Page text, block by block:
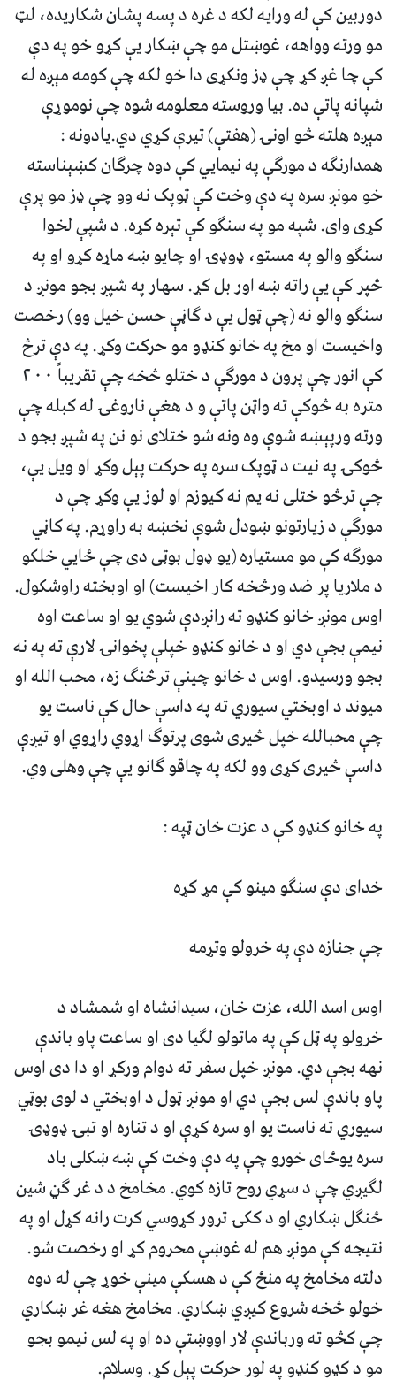
دوربين کې له ورايه لکه د غره د پسه پشان شکاريده، لټ
مو ورته وواهه، غوښتل مو چې ښکار يې کړو خو په دې
کې چا غږ کړ چې ډز ونکړى دا خو لکه چې کومه مېږه له
شپانه پاتې ده. بيا وروسته معلومه شوه چې نوموړې
مېږه هلته څو اونۍ (هفتې) تيرې کړي دي.يادونه :
همدارنگه د مورگې په نيمايي کې دوه چرگان کښېناسته
خو مونږ سره په دې وخت کې ټوپک نه وو چې ډز مو پرې
کړى واى. شپه مو په سنگو کې تېره کړه. د شپې لخوا
سنگو والو په مستو، ډوډۍ او چايو ښه ماړه کړو او په
څپر کې يې راته ښه اور بل کړ. سهار په شپږ بجو مونږ د
سنگو والو نه (چې ټول يې د گاڼې حسن خيل وو) رخصت
واخيست او مخ په خانو کنډو مو حرکت وکړ. په دې ترڅ
کې انور چې پرون د مورگې د ختلو څخه چې تقريباً ٢٠٠
متره به څوکې ته واټن پاتې و د هغې ناروغۍ له کبله چې
ورته ورپېښه شوې وه ونه شو ختلاى نو نن په شپږ بجو د
څوکۍ په نيت د ټوپک سره په حرکت پېل وکړ او ويل يې،
چې ترڅو ختلى نه يم نه کيوزم او لوز يې وکړ چې د
مورگې د زيارتونو ښودل شوې نخښه به راوړم. په کاڼي
مورگه کې مو مستياره (يو ډول بوټى دى چې ځايي خلکو
د ملاريا پر ضد ورڅخه کار اخيست) او اوبخته راوشکول.
اوس مونږ خانو کنډو ته رانږدې شوي يو او ساعت اوه
نيمې بجې دي او د خانو کنډو خپلې پخوانۍ لارې ته په نه
بجو ورسيدو. اوس د خانو چينې ترڅنگ زه، محب الله او
ميوند د اوبختي سيوري ته په داسې حال کې ناست يو
چې محبالله خپل څيرى شوى پرتوگ اړوي راړوي او تيږې
داسې څيرى کړى وو لکه په چاقو گانو يې چې وهلى وي.
په خانو کنډو کې د عزت خان ټپه :
خداى دې سنگو مينو کې مړ کړه
چې جنازه دې په خرولو وتړمه
اوس اسد الله، عزت خان، سيدانشاه او شمشاد د
خرولو په ټل کې په ماتولو لگيا دى او ساعت پاو باندې
نهه بجې دي. مونږ خپل سفر ته دوام ورکړ او دا دى اوس
پاو باندې لس بجې دي او مونږ ټول د اوبختي د لوى بوټي
سيوري ته ناست يو او سره کړې او د تناره او تبۍ ډوډۍ
سره يوځاى خورو چې په دې وخت کې ښه ښکلى باد
لگيږي چې د سړي روح تازه کوي. مخامخ د د غر گڼ شين
ځنگل ښکاري او د ککۍ ترور کړوسي کرت رانه کړل او په
نتيجه کې مونږ هم له غوښې محروم کړ او رخصت شو.
دلته مخامخ په منځ کې د هسکې مينې خوړ چې له دوه
خولو څخه شروع کيږي ښکاري. مخامخ هغه غر ښکاري
چې کڅو ته ورباندې لار اووښتې ده او په لس نيمو بجو
مو د کډو کنډو په لور حرکت پېل کړ. وسلام.